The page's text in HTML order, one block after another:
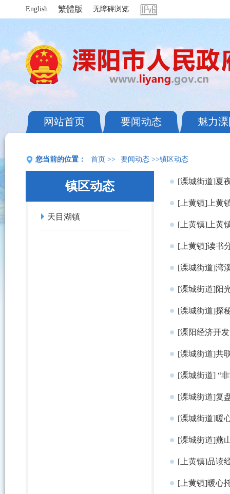
English 繁體版 无障碍浏览
网站首页 要闻动态 魅力
您当前的位置： 首页 >> 要闻动态 >>镇区动态
镇区动态
天目湖镇
[溧城街道]夏
[上黄镇]上黄
[上黄镇]上黄
[上黄镇]读书
[溧城街道]湾
[溧城街道]阳
[溧城街道]探
[溧阳经济开
[溧城街道]共
[溧城街道] “
[溧城街道]复
[溧城街道]暖
[溧城街道]燕
[上黄镇]品读
[上黄镇]暖心